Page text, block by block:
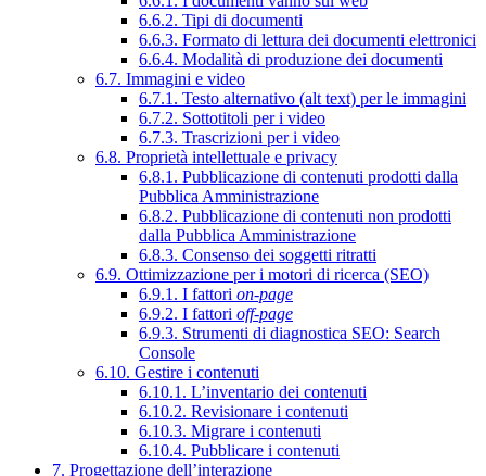
6.6.2. Tipi di documenti
6.6.3. Formato di lettura dei documenti elettronici
6.6.4. Modalità di produzione dei documenti
6.7. Immagini e video
6.7.1. Testo alternativo (alt text) per le immagini
6.7.2. Sottotitoli per i video
6.7.3. Trascrizioni per i video
6.8. Proprietà intellettuale e privacy
6.8.1. Pubblicazione di contenuti prodotti dalla
Pubblica Amministrazione
6.8.2. Pubblicazione di contenuti non prodotti
dalla Pubblica Amministrazione
6.8.3. Consenso dei soggetti ritratti
6.9. Ottimizzazione per i motori di ricerca (SEO)
6.9.1. I fattori on-page
6.9.2. I fattori off-page
6.9.3. Strumenti di diagnostica SEO: Search
Console
6.10. Gestire i contenuti
6.10.1. L’inventario dei contenuti
6.10.2. Revisionare i contenuti
6.10.3. Migrare i contenuti
6.10.4. Pubblicare i contenuti
7. Progettazione dell’interazione